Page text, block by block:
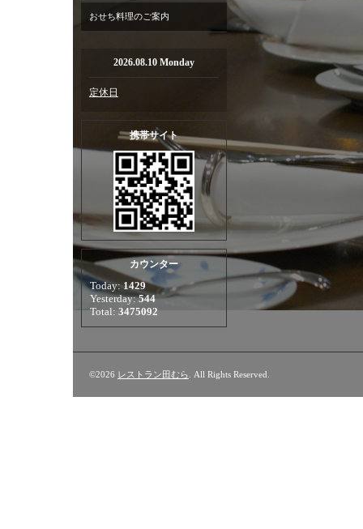
おせち料理のご案内
2026.08.10 Monday
定休日
携帯サイト
カウンター
Today:1429
Yesterday:544
Total: 3475092
©2026 レストラン田むら . All Rights Reserved.